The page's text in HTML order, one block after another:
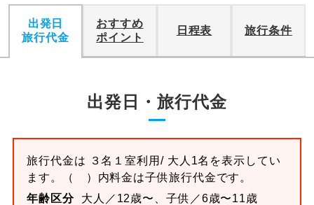
出発日
旅行代金
おすすめ
ポイント
日程表 旅行条件
出発日・旅行代金
旅行代金は ３名１室利用/ 大人1名を表示してい
ます。
（ ）内料金は子供旅行代金です。
年齢区分
大人／12歳〜、子供／6歳〜11歳